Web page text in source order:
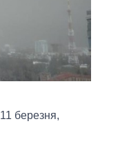
березня,